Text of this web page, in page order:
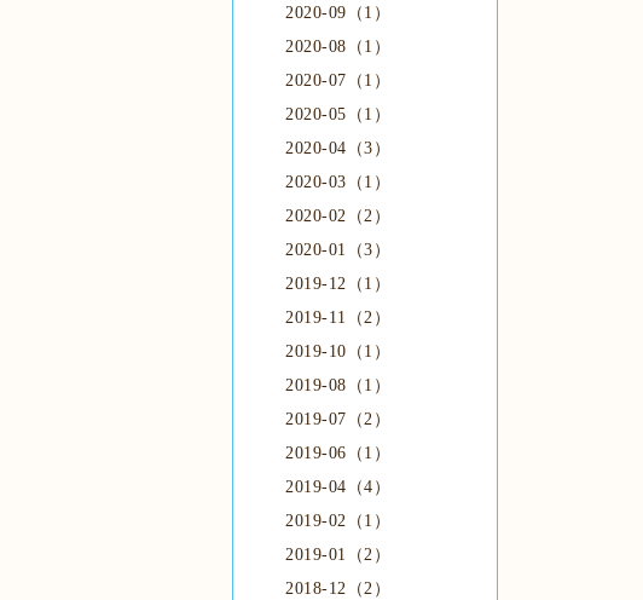
2020-09（1）
2020-08（1）
2020-07（1）
2020-05（1）
2020-04（3）
2020-03（1）
2020-02（2）
2020-01（3）
2019-12（1）
2019-11（2）
2019-10（1）
2019-08（1）
2019-07（2）
2019-06（1）
2019-04（4）
2019-02（1）
2019-01（2）
2018-12（2）